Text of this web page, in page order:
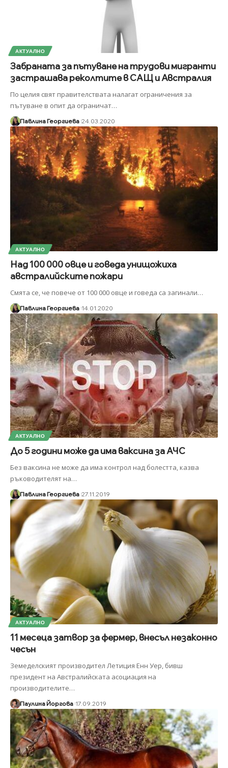
АКТУАЛНО
Забраната за пътуване на трудови мигранти
застрашава реколтите в САЩ и Австралия
По целия свят правителствата налагат ограничения за
пътуване в опит да ограничат…
Павлина Георгиева 24.03.2020
АКТУАЛНО
Над 100 000 овце и говеда унищожиха
австралийските пожари
Смята се, че повече от 100 000 овце и говеда са загинали…
Павлина Георгиева 14.01.2020
АКТУАЛНО
До 5 години може да има ваксина за АЧС
Без ваксина не може да има контрол над болестта, казва
ръководителят на…
Павлина Георгиева 27.11.2019
АКТУАЛНО
11 месеца затвор за фермер, внесъл незаконно
чесън
Земеделският производител Летиция Енн Уер, бивш
президент на Австралийската асоциация на
производителите…
Паулина Йоргова 17.09.2019